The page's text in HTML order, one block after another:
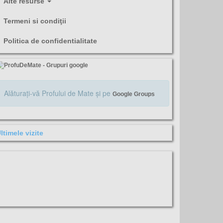
Termeni si condiţii
Politica de confidentialitate
Alăturaţi-vă Profului de Mate şi pe Google Groups
vizite